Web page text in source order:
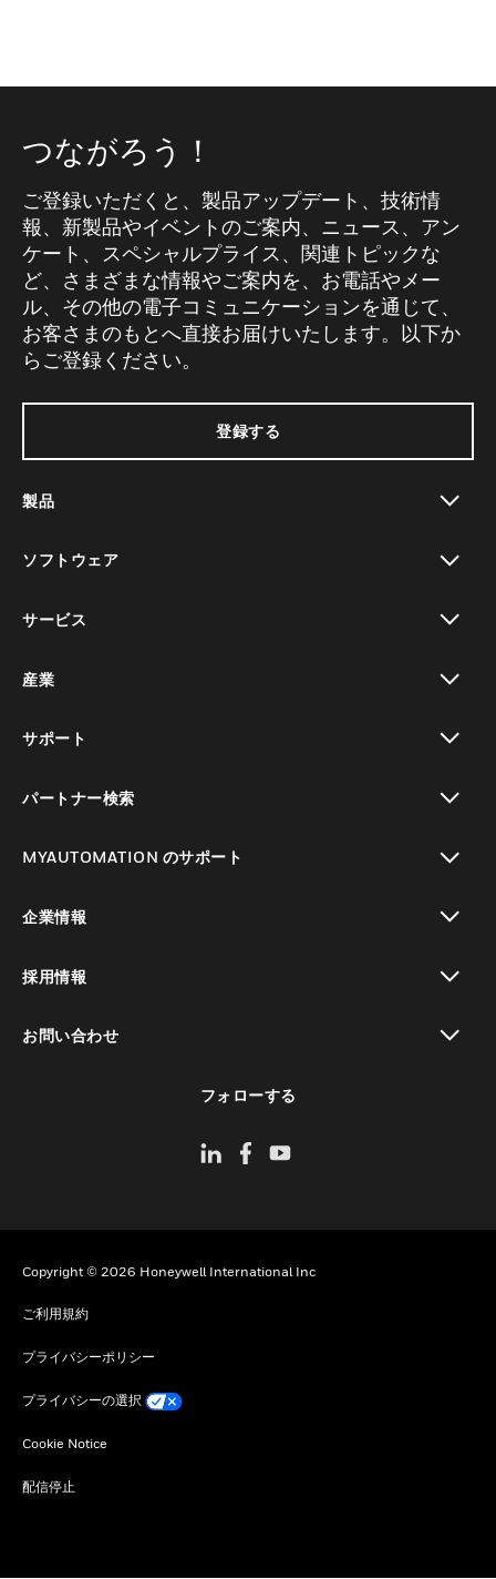
つながろう！
ご登録いただくと、製品アップデート、技術情
報、新製品やイベントのご案内、ニュース、アン
ケート、スペシャルプライス、関連トピックな
ど、さまざまな情報やご案内を、お電話やメー
ル、その他の電子コミュニケーションを通じて、
お客さまのもとへ直接お届けいたします。以下か
らご登録ください。
登録する
製品
ソフトウェア
サービス
産業
サポート
パートナー検索
MYAUTOMATION のサポート
企業情報
採用情報
お問い合わせ
フォローする
Copyright © 2026 Honeywell International Inc
ご利用規約
プライバシーポリシー
プライバシーの選択
Cookie Notice
配信停止